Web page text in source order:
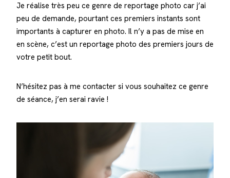
Je réalise très peu ce genre de reportage photo car j’ai
peu de demande, pourtant ces premiers instants sont
importants à capturer en photo. Il n’y a pas de mise en
en scène, c’est un reportage photo des premiers jours de
votre petit bout.
N’hésitez pas à me contacter si vous souhaitez ce genre
de séance, j’en serai ravie !